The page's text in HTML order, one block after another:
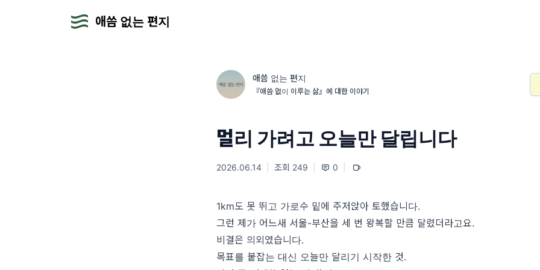
애씀 없는 편지
애씀 없는 편지
『애씀 없이 이루는 삶』에 대한 이야기
멀리 가려고 오늘만 달립니다
2026.06.14 조회 249 0
1km도 못 뛰고 가로수 밑에 주저앉아 토했습니다.
그런 제가 어느새 서울-부산을 세 번 왕복할 만큼 달렸더라고요.
비결은 의외였습니다.
목표를 붙잡는 대신 오늘만 달리기 시작한 것.